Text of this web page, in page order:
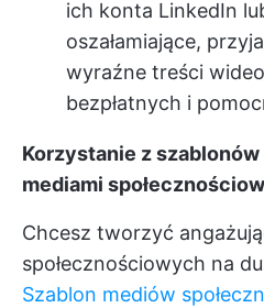
ich konta LinkedIn
oszałamiające,
wyraźne treści
bezpłatnych i
Korzystanie z
mediami
Chcesz tworzyć
społecznościowych na
Szablon mediów